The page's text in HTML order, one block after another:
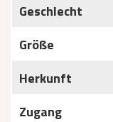
Geschlecht
Größe
Herkunft
Zugang